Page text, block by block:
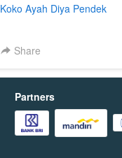
Koko Ayah Diya Pendek
Share
Partners